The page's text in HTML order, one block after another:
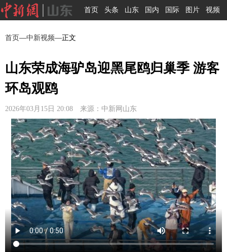
首页 头条 山东 国内 国际 图片 视频
首页—中新视频—正文
山东荣成海驴岛迎黑尾鸥归巢季 游客
环岛观鸥
2026年03月15日 20:08 来源：中新网山东